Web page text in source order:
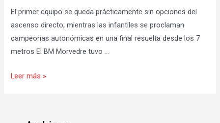
El primer equipo se queda prácticamente sin opciones del
ascenso directo, mientras las infantiles se proclaman
campeonas autonómicas en una final resuelta desde los 7
metros El BM Morvedre tuvo …
Campeón
Leer más »